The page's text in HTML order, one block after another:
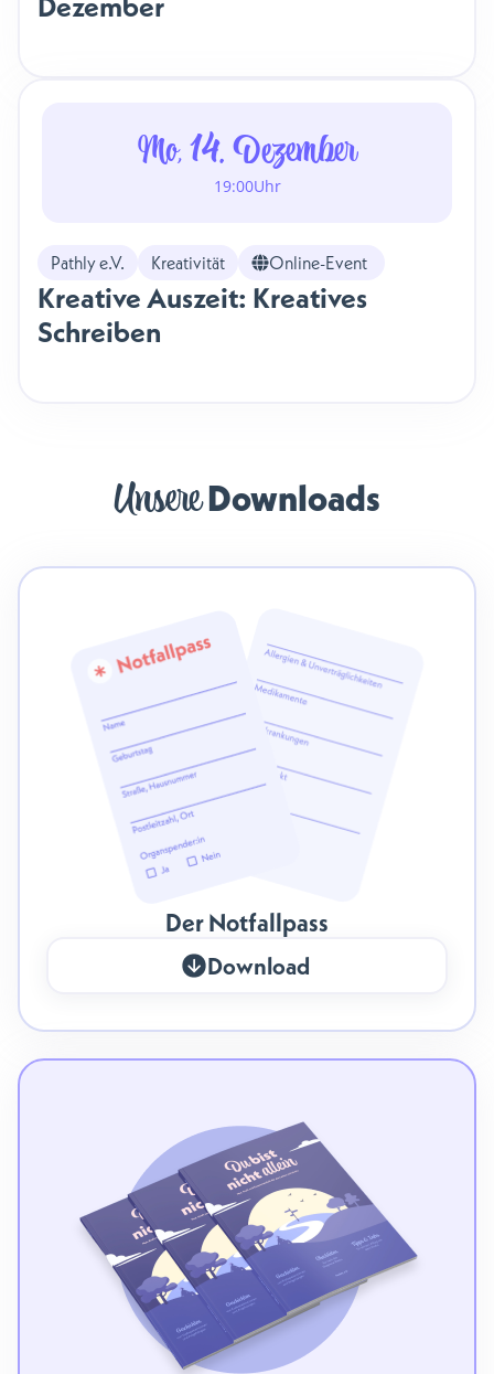
Mo, 14. Dezember
19:00Uhr
Pathly e.V. Kreativität Online-Event
Kreative Auszeit: Kreatives
Schreiben
UnsereDownloads
Der Notfallpass
Download